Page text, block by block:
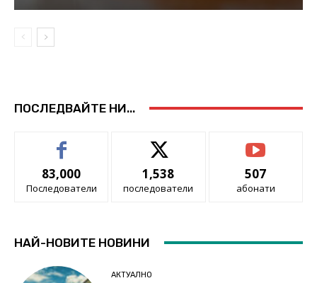
ПОСЛЕДВАЙТЕ НИ...
83,000
Последователи
1,538
последователи
507
абонати
НАЙ-НОВИТЕ НОВИНИ
АКТУАЛНО